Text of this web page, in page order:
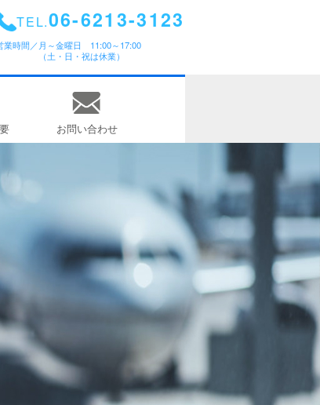
TEL.06-6213-3123
業時間／ 月～金曜日 11:00～17:00
（土・日・祝は休業）
お問い合わせ